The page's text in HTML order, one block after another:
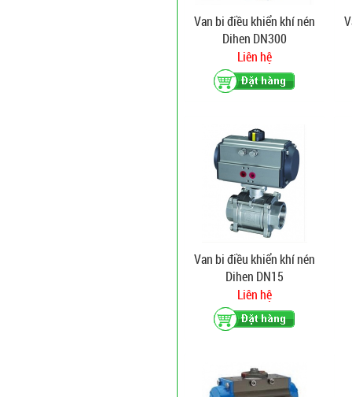
Van bi điều khiển khí nén
Dihen DN300
Liên hệ
Van bi điều khiển khí nén
Dihen DN15
Liên hệ